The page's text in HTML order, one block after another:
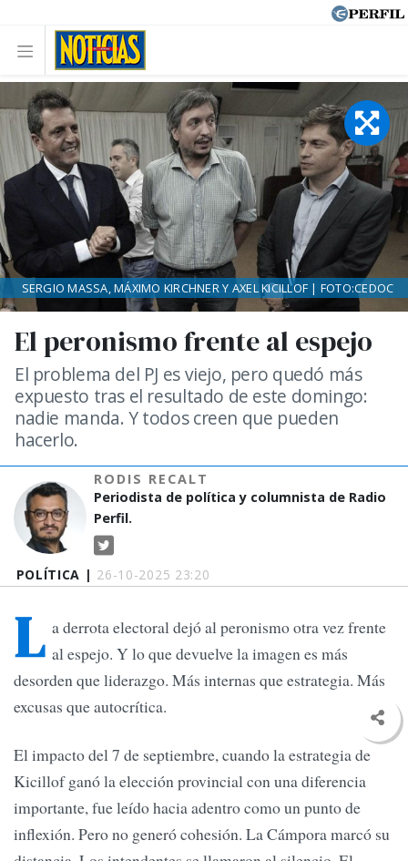
POLÍTICA | 26-10-2025 23:20
El peronismo frente al espejo
El problema del PJ es viejo, pero quedó más
expuesto tras el resultado de este domingo:
nadie manda. Y todos creen que pueden
hacerlo.
RODIS RECALT
Periodista de política y columnista de Radio
Perfil.
SERGIO MASSA, MÁXIMO KIRCHNER Y AXEL KICILLOF | FOTO:CEDOC
L a derrota electoral dejó al peronismo otra vez frente
al espejo. Y lo que devuelve la imagen es más
desorden que liderazgo. Más internas que estrategia. Más
excusas que autocrítica.
El impacto del 7 de septiembre, cuando la estrategia de
Kicillof ganó la elección provincial con una diferencia
importante, fue leído hacia adentro como un punto de
inflexión. Pero no generó cohesión. La Cámpora marcó su